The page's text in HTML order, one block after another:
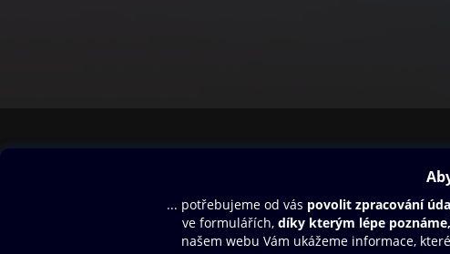
Aplikace a hry
SMS/MMS Info
Blog
Dárkový poukaz
Nápověda